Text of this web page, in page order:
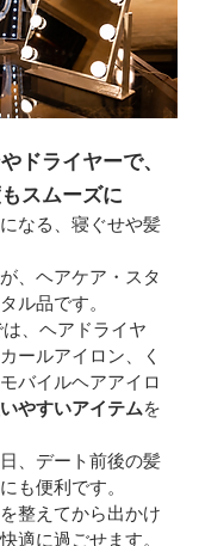
ドライヤーで、
スムーズに
なる、寝ぐせや髪
、ヘアケア・スタ
ル品です。
は、ヘアドライヤ
ールアイロン、く
バイルヘアアイロ
やすいアイテムを
、デート前後の髪
も便利です。
整えてから出かけ
適に過ごせます。